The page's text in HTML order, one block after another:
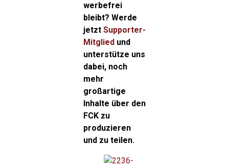
werbefrei
bleibt? Werde
jetzt Supporter-
Mitglied und
unterstütze uns
dabei, noch
mehr
großartige
Inhalte über den
FCK zu
produzieren
und zu teilen.